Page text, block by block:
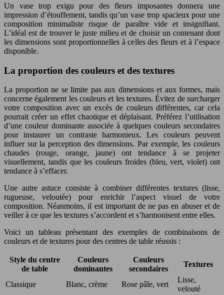
Un vase trop exigu pour des fleurs imposantes donnera une
impression d’étouffement, tandis qu’un vase trop spacieux pour une
composition minimaliste risque de paraître vide et insignifiant.
L’idéal est de trouver le juste milieu et de choisir un contenant dont
les dimensions sont proportionnelles à celles des fleurs et à l’espace
disponible.
La proportion des couleurs et des textures
La proportion ne se limite pas aux dimensions et aux formes, mais
concerne également les couleurs et les textures. Évitez de surcharger
votre composition avec un excès de couleurs différentes, car cela
pourrait créer un effet chaotique et déplaisant. Préférez l’utilisation
d’une couleur dominante associée à quelques couleurs secondaires
pour instaurer un contraste harmonieux. Les couleurs peuvent
influer sur la perception des dimensions. Par exemple, les couleurs
chaudes (rouge, orange, jaune) ont tendance à se projeter
visuellement, tandis que les couleurs froides (bleu, vert, violet) ont
tendance à s’effacer.
Une autre astuce consiste à combiner différentes textures (lisse,
rugueuse, veloutée) pour enrichir l’aspect visuel de votre
composition. Néanmoins, il est important de ne pas en abuser et de
veiller à ce que les textures s’accordent et s’harmonisent entre elles.
Voici un tableau présentant des exemples de combinaisons de
couleurs et de textures pour des centres de table réussis :
Style du centre
de table
Couleurs
dominantes
Couleurs
secondaires
Textures
Classique Blanc, crème Rose pâle, vert
Lisse,
velouté